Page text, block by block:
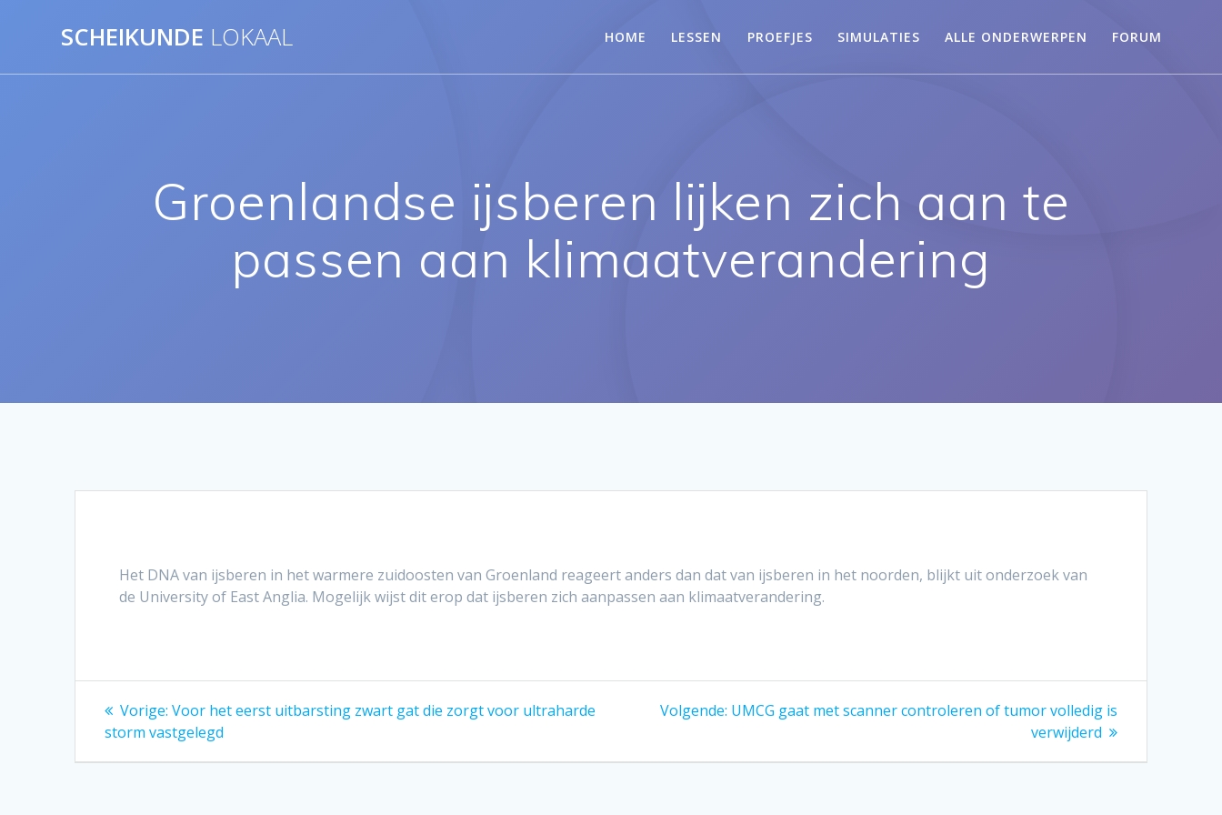
inhoud
SCHEIKUNDE LOKAAL HOME LESSEN PROEFJES SIMULATIES ALLE ONDERWERPEN FORUM
Groenlandse ijsberen lijken zich aan te
passen aan klimaatverandering
Het DNA van ijsberen in het warmere zuidoosten van Groenland reageert anders dan dat van ijsberen in het noorden, blijkt uit onderzoek van
de University of East Anglia. Mogelijk wijst dit erop dat ijsberen zich aanpassen aan klimaatverandering.
Bericht
navigatie
Vorige: Vorig
bericht:
Voor het eerst uitbarsting zwart gat die zorgt voor ultraharde
storm vastgelegd
Volgende: Volgend
UMCG gaat met scanner controleren of tumor volledig is
verwijderd